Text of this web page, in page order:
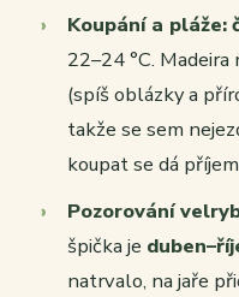
Koupání a pláže:
22–24 °C.
(spíš oblázky a
takže se sem
koupat se dá
Pozorování
špička je
natrvalo, na jaře